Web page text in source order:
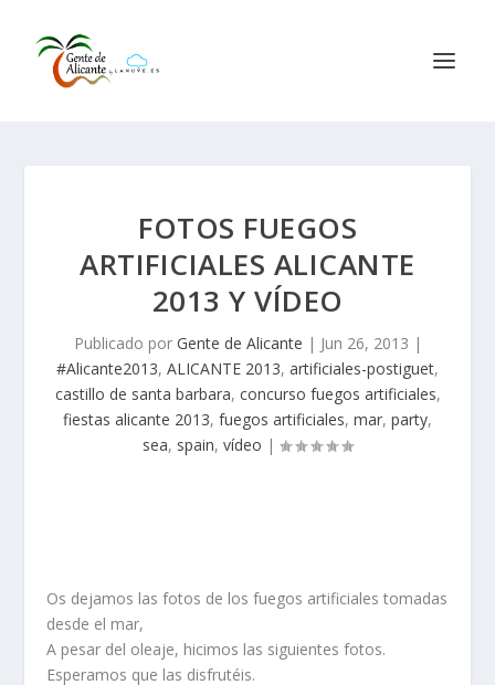
FOTOS FUEGOS
ARTIFICIALES ALICANTE
2013 Y VÍDEO
Publicado por Gente de Alicante | Jun 26, 2013 |
#Alicante2013, ALICANTE 2013, artificiales-postiguet,
castillo de santa barbara, concurso fuegos artificiales,
fiestas alicante 2013, fuegos artificiales, mar, party,
sea, spain, vídeo |
Os dejamos las fotos de los fuegos artificiales tomadas
desde el mar,
A pesar del oleaje, hicimos las siguientes fotos.
Esperamos que las disfrutéis.